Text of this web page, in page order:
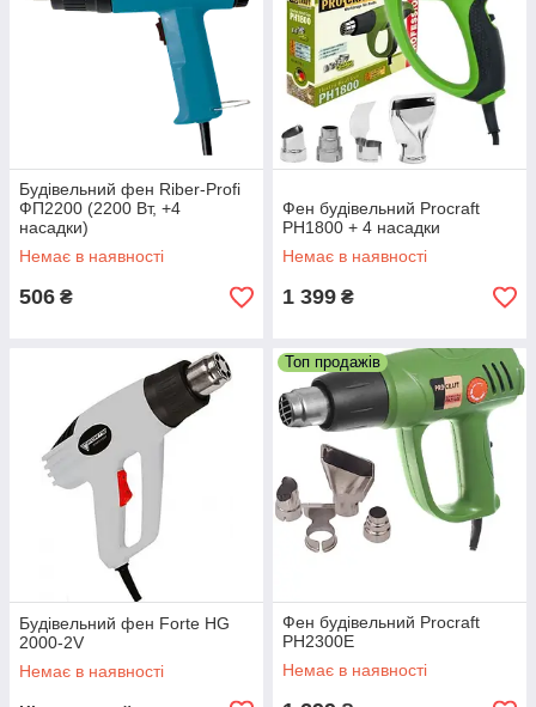
Будівельний фен Riber-Profi
ФП2200 (2200 Вт, +4
насадки)
Немає в наявності
506 ₴
Фен будівельний Procraft
PH1800 + 4 насадки
Немає в наявності
1 399 ₴
Будівельний фен Forte HG
2000-2V
Немає в наявності
Топ продажів
Фен будівельний Procraft
PH2300E
Немає в наявності